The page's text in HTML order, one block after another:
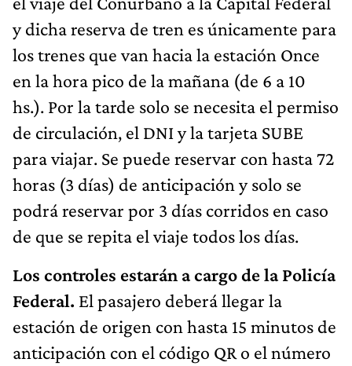
y dicha reserva de tren es únicamente para
los trenes que van hacia la estación Once
en la hora pico de la mañana (de 6 a 10
hs.). Por la tarde solo se necesita el permiso
de circulación, el DNI y la tarjeta SUBE
para viajar. Se puede reservar con hasta 72
horas (3 días) de anticipación y solo se
podrá reservar por 3 días corridos en caso
de que se repita el viaje todos los días.
Los controles estarán a cargo de la Policía
Federal. El pasajero deberá llegar la
estación de origen con hasta 15 minutos de
anticipación con el código QR o el número